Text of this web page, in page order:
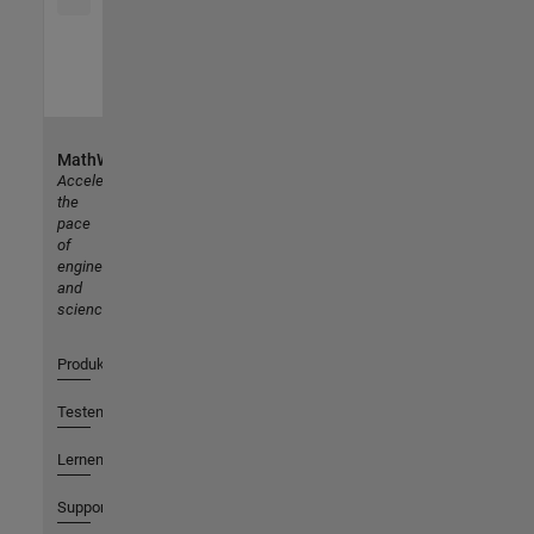
MathWorks
Accelerating
the
pace
of
engineering
and
science
Produkte
Testen oder Kaufen
Lernen
Support